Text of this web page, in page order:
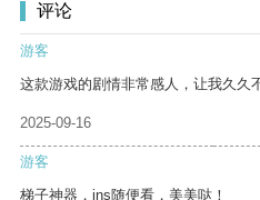
评论
游客
这款游戏的剧情非常感人，让我久久
2025-09-16
游客
梯子神器，ins随便看，美美哒！